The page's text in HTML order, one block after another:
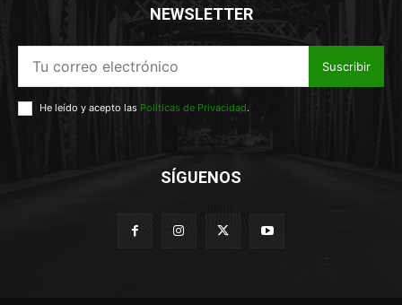
NEWSLETTER
Suscribir
He leído y acepto las Políticas de Privacidad.
SÍGUENOS